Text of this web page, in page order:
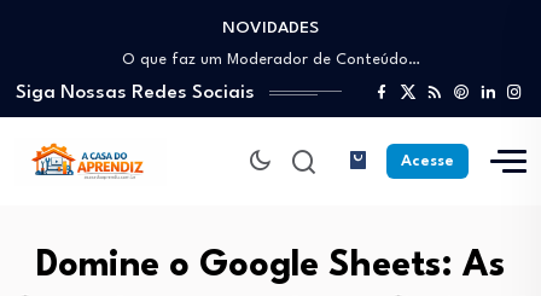
NOVIDADES
Como trabalhar como Estoquista: O guia para…
O que faz um Moderador de Conteúdo…
Como ser um Afiliado de Sucesso trabalhando…
Como dar Aulas Particulares Online e viver…
Profissão Instalador Solar: Como entrar no mercado…
Como trabalhar como Estoquista: O guia para…
Como ser um Afiliado de Sucesso trabalhando…
Como dar Aulas Particulares Online e viver…
Siga Nossas Redes Sociais
Acesse
Domine o Google Sheets: As